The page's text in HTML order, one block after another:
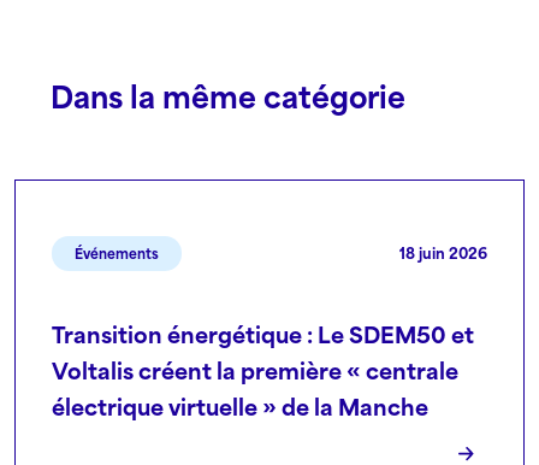
Dans la même catégorie
Événements 18 juin 2026
Transition énergétique : Le SDEM50 et
Voltalis créent la première « centrale
électrique virtuelle » de la Manche